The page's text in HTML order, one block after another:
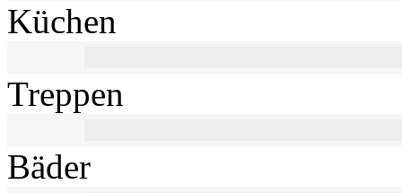
Küchen
Treppen
Bäder